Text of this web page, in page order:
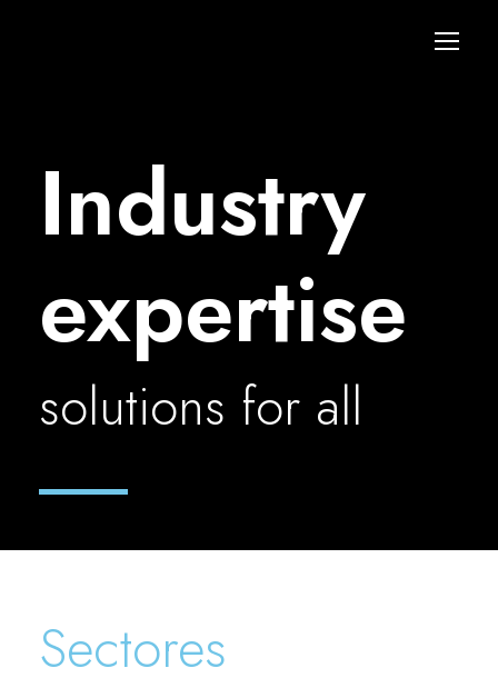
Industry
expertise
solutions for all
Sectores